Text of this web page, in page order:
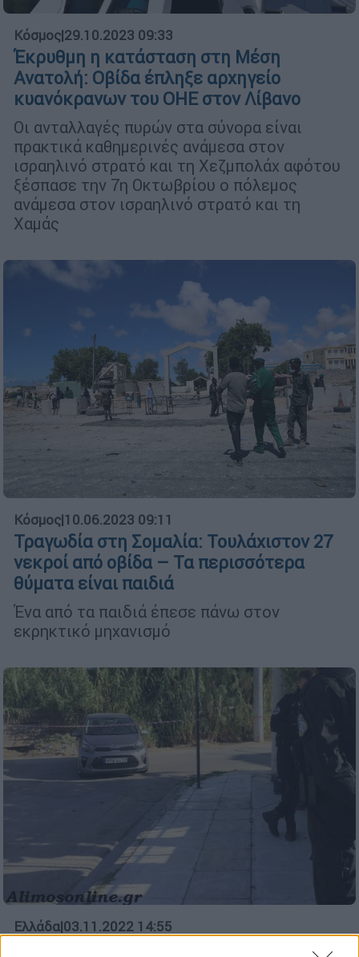
Κόσμος|29.10.2023 09:33
Έκρυθμη η κατάσταση στη Μέση
Ανατολή: Οβίδα έπληξε αρχηγείο
κυανόκρανων του ΟΗΕ στον Λίβανο
Οι ανταλλαγές πυρών στα σύνορα είναι
πρακτικά καθημερινές ανάμεσα στον
ισραηλινό στρατό και τη Χεζμπολάχ αφότου
ξέσπασε την 7η Οκτωβρίου ο πόλεμος
ανάμεσα στον ισραηλινό στρατό και τη
Χαμάς
Κόσμος|10.06.2023 09:11
Τραγωδία στη Σομαλία: Τουλάχιστον 27
νεκροί από οβίδα – Τα περισσότερα
θύματα είναι παιδιά
Ένα από τα παιδιά έπεσε πάνω στον
εκρηκτικό μηχανισμό
Ελλάδα|03.11.2022 14:55